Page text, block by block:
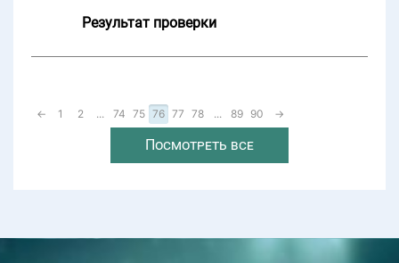
Результат проверки
← 1 2 ... 74 75 76 77 78 ... 89 90 →
Посмотреть все